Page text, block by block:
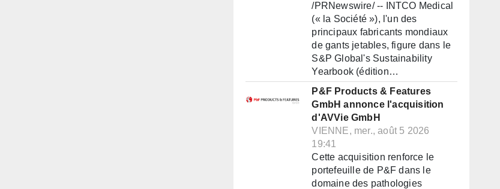
/PRNewswire/ -- INTCO Medical
(« la Société »), l'un des
principaux fabricants mondiaux
de gants jetables, figure dans le
S&P Global's Sustainability
Yearbook (édition…
P&F Products & Features
GmbH annonce l'acquisition
d'AVVie GmbH
VIENNE, mer., août 5 2026
19:41
Cette acquisition renforce le
portefeuille de P&F dans le
domaine des pathologies